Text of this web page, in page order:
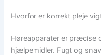
Hvorfor er korrekt pleje
Høreapparater er præcise
hjælpemidler. Fugt og